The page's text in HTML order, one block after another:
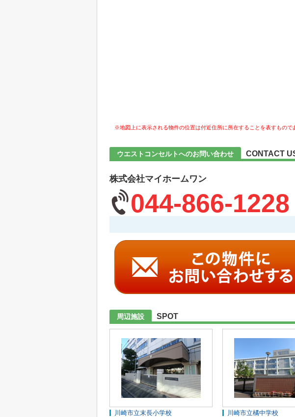
※地図上に表示される物件の位置は付近住所に所在することを表すもので
ウエストコンセルトへのお問い合わせ CONTACT
株式会社マイホームワン
044-866-1228
周辺施設 SPOT
川崎市立末長小学校
川崎市立橘中学校